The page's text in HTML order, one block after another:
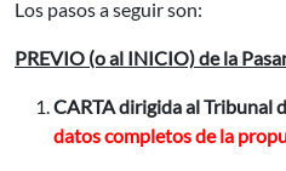
Los pasos a seguir son:
PREVIO (o al INICIO) de la
CARTAdirigida al Tribunal
datos completos de la